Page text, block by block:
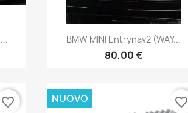
Anteprima
BMW MINI Entrynav2 (WAY...
80,00 €
favorite_border NUOVO favorite_border